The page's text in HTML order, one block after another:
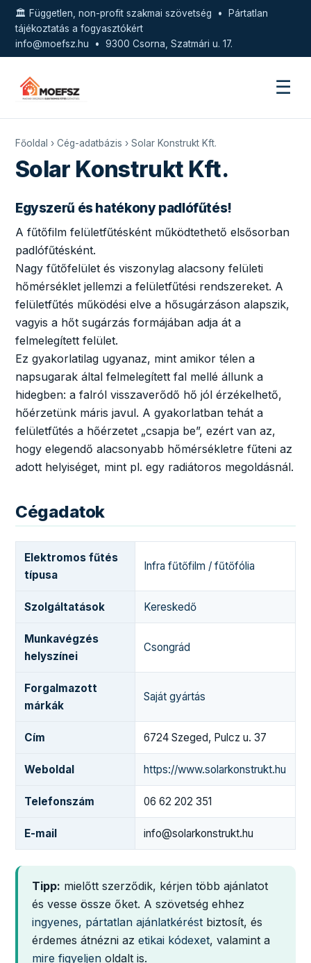
🏛️ Független, non-profit szakmai szövetség • Pártatlan
tájékoztatás a fogyasztókért
info@moefsz.hu • 9300 Csorna, Szatmári u. 17.
☰
Főoldal › Cég-adatbázis › Solar Konstrukt Kft.
Solar Konstrukt Kft.
Egyszerű és hatékony padlófűtés!
A fűtőfilm felületfűtésként működtethető elsősorban
padlófűtésként.
Nagy fűtőfelület és viszonylag alacsony felületi
hőmérséklet jellemzi a felületfűtési rendszereket. A
felületfűtés működési elve a hősugárzáson alapszik,
vagyis a hőt sugárzás formájában adja át a
felmelegített felület.
Ez gyakorlatilag ugyanaz, mint amikor télen a
napsugarak által felmelegített fal mellé állunk a
hidegben: a falról visszaverődő hő jól érzékelhető,
hőérzetünk máris javul. A gyakorlatban tehát a
felületfűtés a hőérzetet „csapja be”, ezért van az,
hogy elegendő alacsonyabb hőmérsékletre fűteni az
adott helyiséget, mint pl. egy radiátoros megoldásnál.
Cégadatok
Elektromos fűtés
típusa
Infra fűtőfilm / fűtőfólia
Szolgáltatások Kereskedő
Munkavégzés
helyszínei
Csongrád
Forgalmazott
márkák
Saját gyártás
Cím 6724 Szeged, Pulcz u. 37
Weboldal https://www.solarkonstrukt.hu
Telefonszám 06 62 202 351
E-mail info@solarkonstrukt.hu
Tipp: mielőtt szerződik, kérjen több ajánlatot
és vesse össze őket. A szövetség ehhez
ingyenes, pártatlan ajánlatkérést biztosít, és
érdemes átnézni az etikai kódexet, valamint a
mire figyeljen oldalt is.